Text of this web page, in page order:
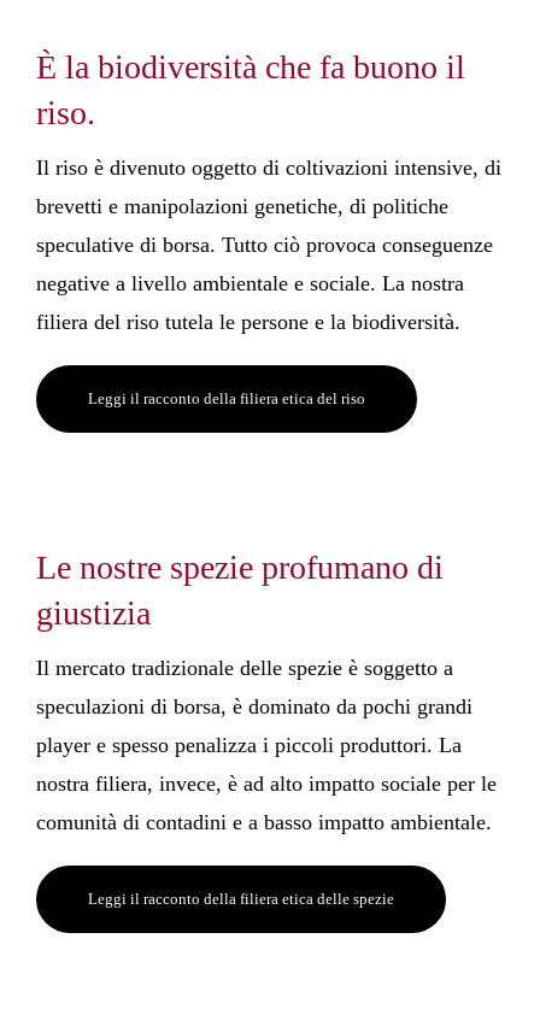
È la biodiversità che fa buono il
riso.
Il riso è divenuto oggetto di coltivazioni intensive, di
brevetti e manipolazioni genetiche, di politiche
speculative di borsa. Tutto ciò provoca conseguenze
negative a livello ambientale e sociale. La nostra
filiera del riso tutela le persone e la biodiversità.
Leggi il racconto della filiera etica del riso
Le nostre spezie profumano di
giustizia
Il mercato tradizionale delle spezie è soggetto a
speculazioni di borsa, è dominato da pochi grandi
player e spesso penalizza i piccoli produttori. La
nostra filiera, invece, è ad alto impatto sociale per le
comunità di contadini e a basso impatto ambientale.
Leggi il racconto della filiera etica delle spezie